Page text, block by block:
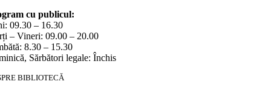
cu publicul:
09.30 – 16.30
– Vineri: 09.00 – 20.00
8.30 – 15.30
Sărbători legale: Închis
BIBLIOTECĂ